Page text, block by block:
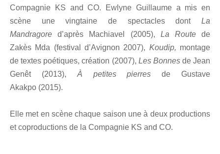
Compagnie KS and CO. Ewlyne Guillaume a mis en
scène une vingtaine de spectacles dont La
Mandragore
d’après Machiavel (2005), La Route
de
Zakès Mda (festival d’Avignon 2007), Koudip, montage
de textes poétiques, création (2007), Les Bonnes de Jean
Genêt (2013),À petites pierres
de Gustave
Akakpo (2015).
Elle met en scène chaque saison une à deux productions
et coproductions de la Compagnie KS and CO.